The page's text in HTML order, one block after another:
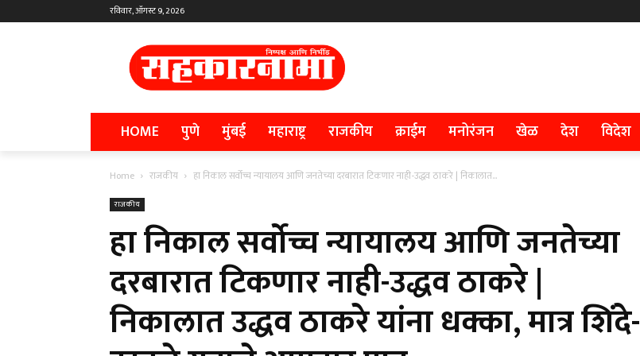
रविवार, ऑगस्ट 9, 2026
HOME पुणे मुंबई महाराष्ट्र राजकीय क्राईम मनोरंजन खेळ देश विदेश
Home राजकीय हा निकाल सर्वोच्च न्यायालय आणि जनतेच्या दरबारात टिकणार नाही-उद्धव ठाकरे | निकालात...
राजकीय
हा निकाल सर्वोच्च न्यायालय आणि जनतेच्या
दरबारात टिकणार नाही-उद्धव ठाकरे |
निकालात उद्धव ठाकरे यांना धक्का, मात्र शिंदे-